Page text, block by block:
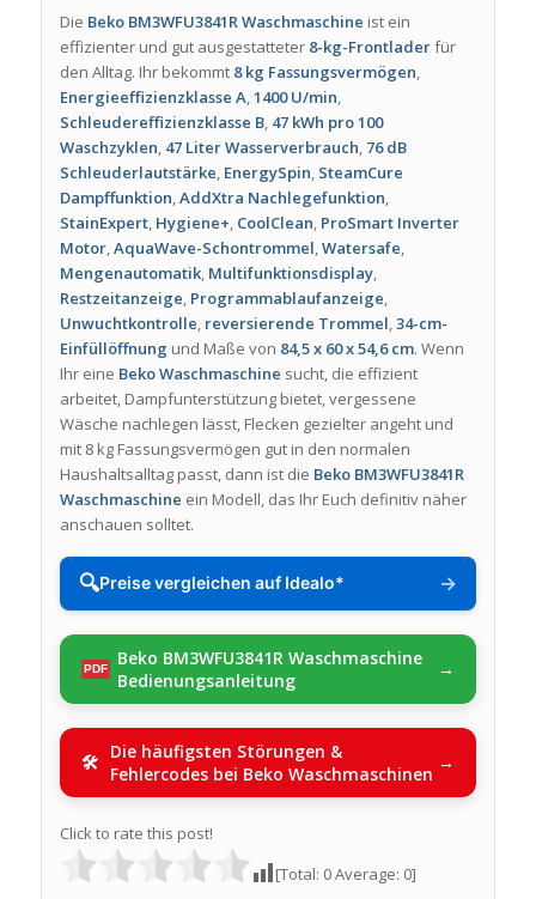
Die Beko BM3WFU3841R Waschmaschine ist ein
effizienter und gut ausgestatteter 8-kg-Frontladerfür
den Alltag. Ihr bekommt 8 kg Fassungsvermögen,
Energieeffizienzklasse A,1400 U/min,
Schleudereffizienzklasse B, 47 kWh pro 100
Waschzyklen, 47 Liter Wasserverbrauch, 76 dB
Schleuderlautstärke, EnergySpin, SteamCure
Dampffunktion,AddXtra Nachlegefunktion,
StainExpert, Hygiene+, CoolClean, ProSmart Inverter
Motor,AquaWave-Schontrommel,Watersafe,
Mengenautomatik, Multifunktionsdisplay,
Restzeitanzeige, Programmablaufanzeige,
Unwuchtkontrolle, reversierende Trommel,34-cm-
Einfüllöffnung und Maße von 84,5 x 60 x 54,6 cm. Wenn
Ihr eine Beko Waschmaschine sucht, die effizient
arbeitet, Dampfunterstützung bietet, vergessene
Wäsche nachlegen lässt, Flecken gezielter angeht und
mit 8 kg Fassungsvermögen gut in den normalen
Haushaltsalltag passt, dann ist die Beko BM3WFU3841R
Waschmaschine ein Modell, das Ihr Euch definitiv näher
anschauen solltet.
🔍Preise vergleichen auf Idealo* →
Beko BM3WFU3841R Waschmaschine
Bedienungsanleitung
Die häufigsten Störungen &
Fehlercodes bei Beko Waschmaschinen
Click to rate this post!
[Total: 0Average: 0]